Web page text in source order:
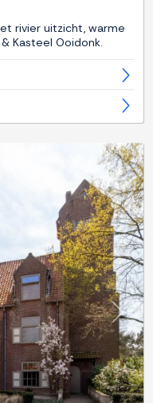
rivier uitzicht, warme
Kasteel Ooidonk.
Next